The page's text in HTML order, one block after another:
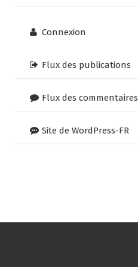
Connexion
Flux des publications
Flux des commentaires
Site de WordPress-FR